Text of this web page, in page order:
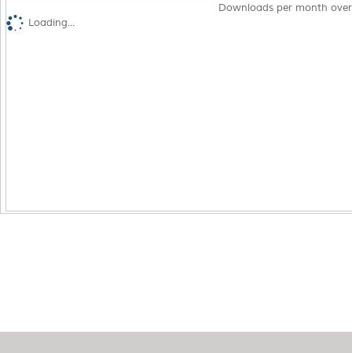
Downloads per month
Loading...